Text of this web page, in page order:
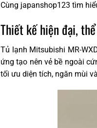
Cùng japanshop123 tìm
Thiết kế hiện đại,
Tủ lạnh Mitsubishi MR-
ứng tạo nên vẻ bề ngoài
tối ưu diện tích, ngăn mùi